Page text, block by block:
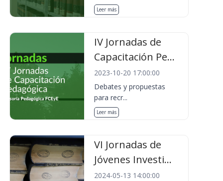
Leer más
IV Jornadas de
Capacitación Pe...
2023-10-20 17:00:00
Debates y propuestas
para recr...
Leer más
VI Jornadas de
Jóvenes Investi...
2024-05-13 14:00:00